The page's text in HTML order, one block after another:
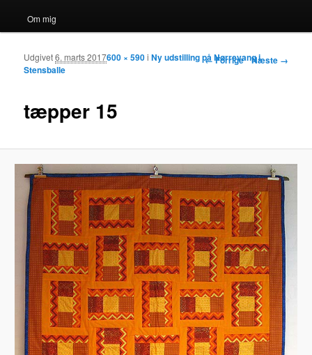
Om mig
Billednavigation
← Forrige Næste →
tæpper 15
Udgivet6. marts 2017600 × 590iNy udstilling på Nørrevang i
Stensballe